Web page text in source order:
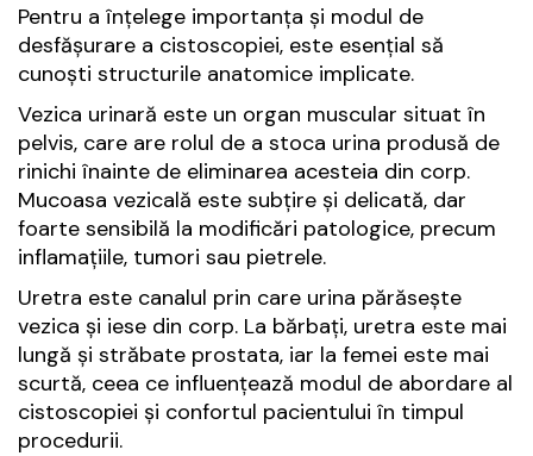
Pentru a înțelege importanța și modul de
desfășurare a cistoscopiei, este esențial să
cunoști structurile anatomice implicate.
Vezica urinară este un organ muscular situat în
pelvis, care are rolul de a stoca urina produsă de
rinichi înainte de eliminarea acesteia din corp.
Mucoasa vezicală este subțire și delicată, dar
foarte sensibilă la modificări patologice, precum
inflamațiile, tumori sau pietrele.
Uretra este canalul prin care urina părăsește
vezica și iese din corp. La bărbați, uretra este mai
lungă și străbate prostata, iar la femei este mai
scurtă, ceea ce influențează modul de abordare al
cistoscopiei și confortul pacientului în timpul
procedurii.